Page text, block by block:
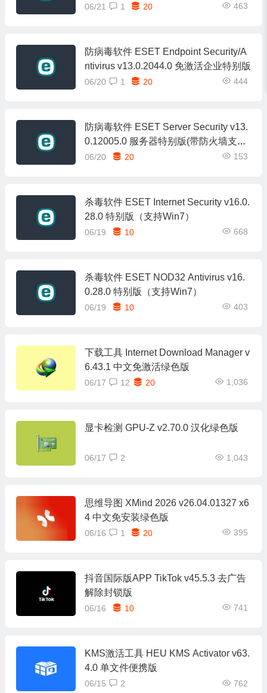
T Security Ultimate v19.1.14.0 特别版
06/21 463
1 20
防病毒软件 ESET Endpoint Security/A
ntivirus v13.0.2044.0 免激活企业特别版
06/20 444
1 20
防病毒软件 ESET Server Security v13.
0.12005.0 服务器特别版(带防火墙支持
Win10及以上)
06/20 153
20
杀毒软件 ESET Internet Security v16.0.
28.0 特别版（支持Win7）
06/19 668
10
杀毒软件 ESET NOD32 Antivirus v16.
0.28.0 特别版（支持Win7）
06/19 403
10
下载工具 Internet Download Manager v
6.43.1 中文免激活绿色版
06/17 1,036
12 20
显卡检测 GPU-Z v2.70.0 汉化绿色版
06/17 1,043
2
思维导图 XMind 2026 v26.04.01327 x6
4 中文免安装绿色版
06/16 395
1 20
抖音国际版APP TikTok v45.5.3 去广告
解除封锁版
06/16 741
10
KMS激活工具 HEU KMS Activator v63.
4.0 单文件便携版
06/15 762
2